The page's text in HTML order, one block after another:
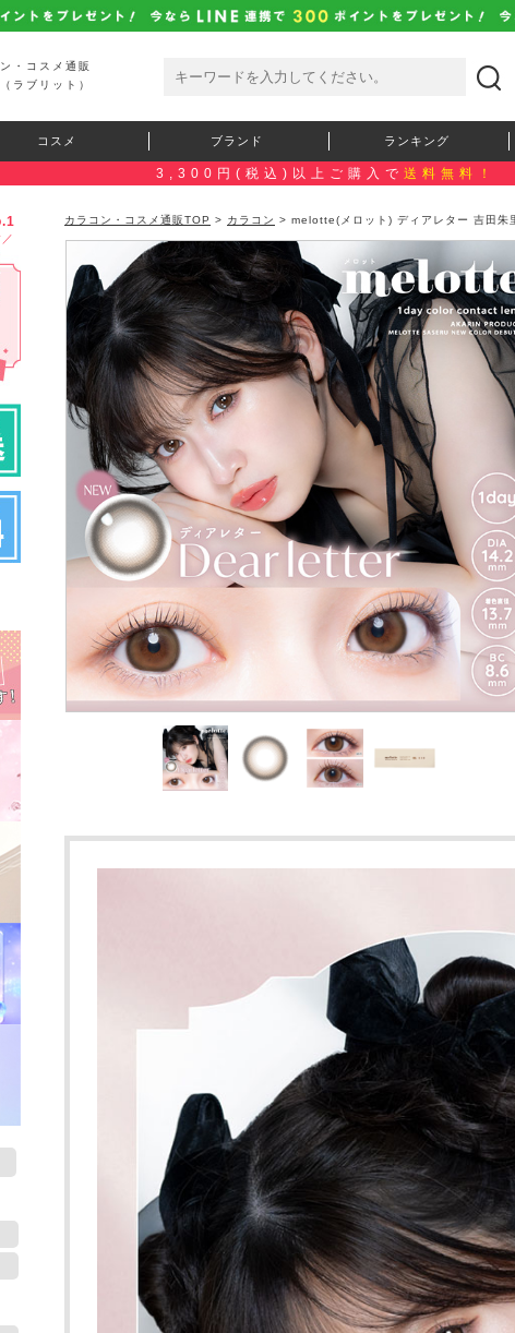
・コスメ通販
ラブリット）
コスメ ブランド ランキング
3,300円(税込)以上ご購入で 送料無料！
カラコン・コスメ通販TOP > カラコン > melotte(メロット) ディアレター 吉田朱